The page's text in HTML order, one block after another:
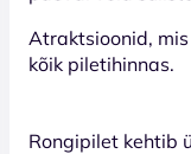
Atraktsioonid,
kõik piletihinnas.
Rongipilet kehtib